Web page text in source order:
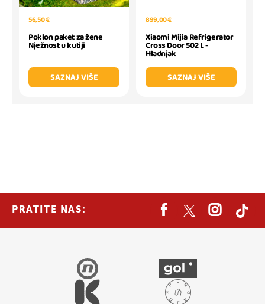
56,50 €
Poklon paket za žene
Nježnost u kutiji
SAZNAJ VIŠE
899,00 €
Xiaomi Mijia Refrigerator
Cross Door 502 L -
Hladnjak
SAZNAJ VIŠE
PRATITE NAS: